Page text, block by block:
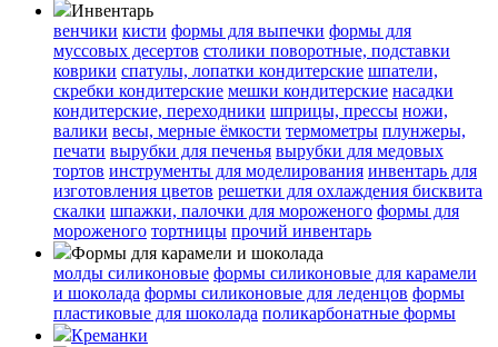
Инвентарь
венчики кисти формы для выпечки формы для
муссовых десертов столики поворотные, подставки
коврики cпатулы, лопатки кондитерские шпатели,
скребки кондитерские мешки кондитерские насадки
кондитерские, переходники шприцы, прессы ножи,
валики весы, мерные ёмкости термометры плунжеры,
печати вырубки для печенья вырубки для медовых
тортов инструменты для моделирования инвентарь для
изготовления цветов решетки для охлаждения бисквита
скалки шпажки, палочки для мороженого формы для
мороженого тортницы прочий инвентарь
Формы для карамели и шоколада
молды силиконовые формы силиконовые для карамели
и шоколада формы силиконовые для леденцов формы
пластиковые для шоколада поликарбонатные формы
Креманки